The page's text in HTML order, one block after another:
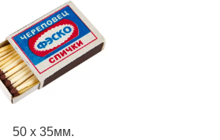
50 х 35мм.